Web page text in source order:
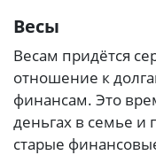
Весы
Весам придётся
отношение к
финансам. Это
деньгах в семье и
старые